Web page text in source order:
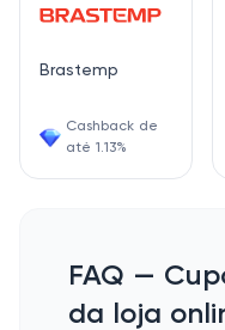
Brastemp
Cashback de
até 1.13%
FAQ —
da loja